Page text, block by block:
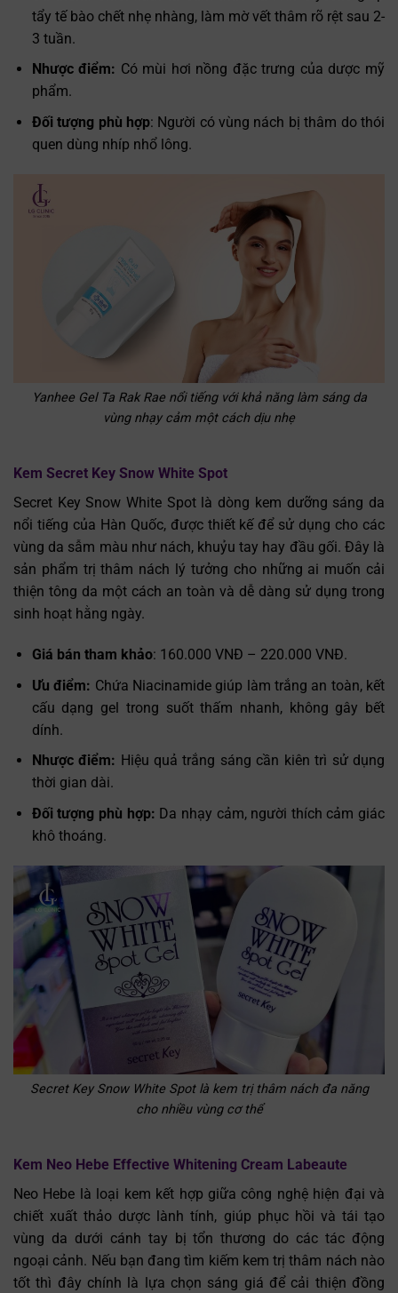
tẩy tế bào chết nhẹ nhàng, làm mờ vết thâm rõ rệt sau 2-
3 tuần.
Nhược điểm: Có mùi hơi nồng đặc trưng của dược mỹ
phẩm.
Đối tượng phù hợp: Người có vùng nách bị thâm do thói
quen dùng nhíp nhổ lông.
Yanhee Gel Ta Rak Rae nổi tiếng với khả năng làm sáng da
vùng nhạy cảm một cách dịu nhẹ
Kem Secret Key Snow White Spot
Secret Key Snow White Spot là dòng kem dưỡng sáng da
nổi tiếng của Hàn Quốc, được thiết kế để sử dụng cho các
vùng da sẫm màu như nách, khuỷu tay hay đầu gối. Đây là
sản phẩm trị thâm nách lý tưởng cho những ai muốn cải
thiện tông da một cách an toàn và dễ dàng sử dụng trong
sinh hoạt hằng ngày.
Giá bán tham khảo: 160.000 VNĐ – 220.000 VNĐ.
Ưu điểm: Chứa Niacinamide giúp làm trắng an toàn, kết
cấu dạng gel trong suốt thấm nhanh, không gây bết
dính.
Nhược điểm: Hiệu quả trắng sáng cần kiên trì sử dụng
thời gian dài.
Đối tượng phù hợp: Da nhạy cảm, người thích cảm giác
khô thoáng.
Secret Key Snow White Spot là kem trị thâm nách đa năng
cho nhiều vùng cơ thể
Kem Neo Hebe Effective Whitening Cream Labeaute
Neo Hebe là loại kem kết hợp giữa công nghệ hiện đại và
chiết xuất thảo dược lành tính, giúp phục hồi và tái tạo
vùng da dưới cánh tay bị tổn thương do các tác động
ngoại cảnh. Nếu bạn đang tìm kiếm kem trị thâm nách nào
tốt thì đây chính là lựa chọn sáng giá để cải thiện đồng